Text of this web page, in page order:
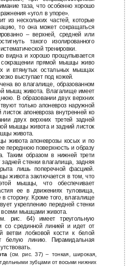
таза, что особенно хорошо
«угол в упоре».
из нескольких частей, которые
то она может сокращаться
– верхней, средней или
такого изолированного
тренировки.
видна и хорошо прощупывается
прямой мышцы живо
и втянутых остальных мышцах
выступает под кожей.
во влагалище, образованном
мышц живота. Влагалище имеет
В образовании двух верхних
только апоневроз наружной
апоневроза внутренней ко
двух верхних третей задней
мышцы живота и задний листок
живота.
живота апоневрозы косых и по
переднюю поверхность и образу
Таким образом в нижней трети
стенки влагалища, задняя
лишь поперечной фасцией.
живота заключается в том, что
мышцы, что обеспечивает
ее в движениях туловища,
в сторону. Кроме того, влагалище
укреплению передней стенки
всеми мышцами живота.
рис. 64) имеет треугольную
срединной линией и идет от
ветви лобковой кости к белой
белую линию. Пирамидальная
(см. рис. 37) – тонкая, широкая,
зубцами от восьми нижних